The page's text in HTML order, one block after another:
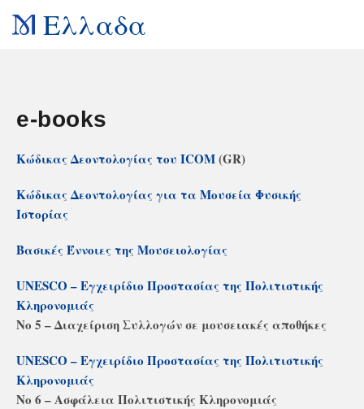
Ελλαδα
e-books
Κώδικας Δεοντολογίας του ICOM(GR)
Κώδικας Δεοντολογίας για τα Μουσεία Φυσικής
Ιστορίας
Βασικές Έννοιες της Μουσειολογίας
UNESCO – Εγχειρίδιο Προστασίας της Πολιτιστικής
Κληρονομιάς
Νο 5 – Διαχείριση Συλλογών σε μουσειακές αποθήκες
UNESCO – Εγχειρίδιο Προστασίας της Πολιτιστικής
Κληρονομιάς
Νο 6 – Ασφάλεια Πολιτιστικής Κληρονομιάς